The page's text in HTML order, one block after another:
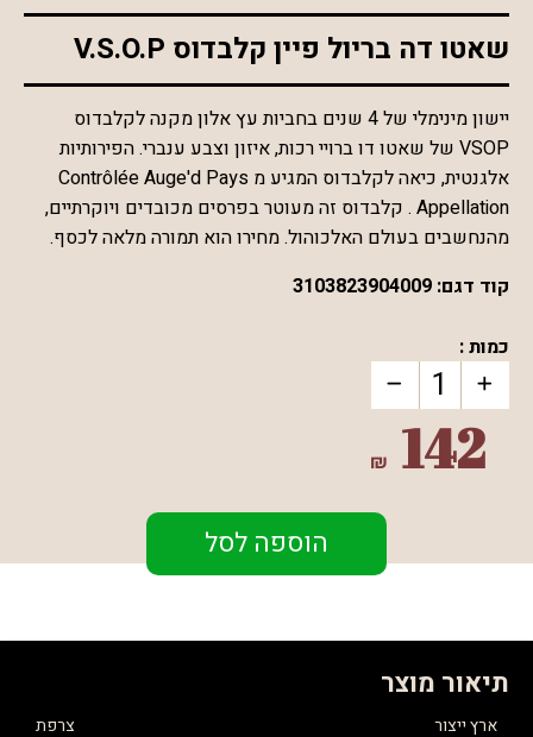
שאטו דה בריול פיין קלבדוס V.S.O.P
יישון מינימלי של 4 שנים בחביות עץ אלון מקנה לקלבדוס
VSOP של שאטו דו ברויי רכות, איזון וצבע ענברי. הפירותיות
אלגנטית, כיאה לקלבדוס המגיע מ Contrôlée Auge'd Pays
Appellation . קלבדוס זה מעוטר בפרסים מכובדים ויוקרתיים,
מהנחשבים בעולם האלכוהול. מחירו הוא תמורה מלאה לכסף.
קוד דגם: 3103823904009
כמות :
142
₪
הוספה לסל
תיאור מוצר
ארץ ייצור
צרפת